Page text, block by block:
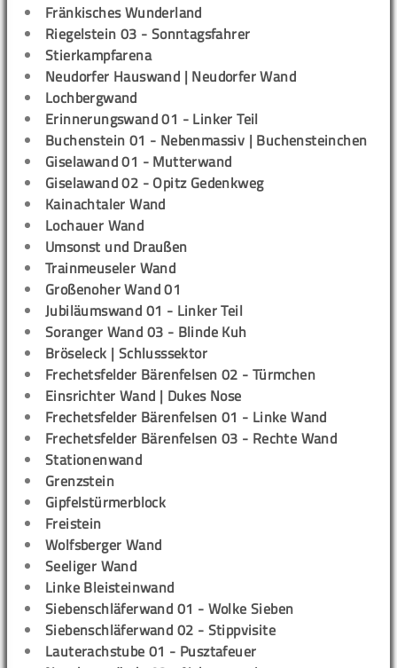
Fränkisches Wunderland
Riegelstein 03 - Sonntagsfahrer
Stierkampfarena
Neudorfer Hauswand | Neudorfer Wand
Lochbergwand
Erinnerungswand 01 - Linker Teil
Buchenstein 01 - Nebenmassiv | Buchensteinchen
Giselawand 01 - Mutterwand
Giselawand 02 - Opitz Gedenkweg
Kainachtaler Wand
Lochauer Wand
Umsonst und Draußen
Trainmeuseler Wand
Großenoher Wand 01
Jubiläumswand 01 - Linker Teil
Soranger Wand 03 - Blinde Kuh
Bröseleck | Schlusssektor
Frechetsfelder Bärenfelsen 02 - Türmchen
Einsrichter Wand | Dukes Nose
Frechetsfelder Bärenfelsen 01 - Linke Wand
Frechetsfelder Bärenfelsen 03 - Rechte Wand
Stationenwand
Grenzstein
Gipfelstürmerblock
Freistein
Wolfsberger Wand
Seeliger Wand
Linke Bleisteinwand
Siebenschläferwand 01 - Wolke Sieben
Siebenschläferwand 02 - Stippvisite
Lauterachstube 01 - Pusztafeuer